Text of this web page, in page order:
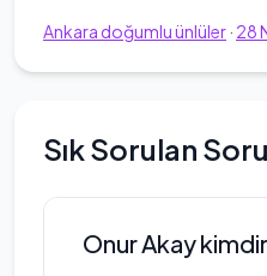
Ankara doğumlu ünlüler· 28
Sık Sorulan
Onur Akay